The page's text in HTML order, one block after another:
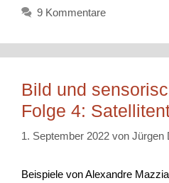
9 Kommentare
Bild und
Folge 4:
1. September 2022 von Jürgen
Beispiele von Alexandre